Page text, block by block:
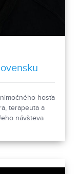
hosťa
terapeuta a
návšteva